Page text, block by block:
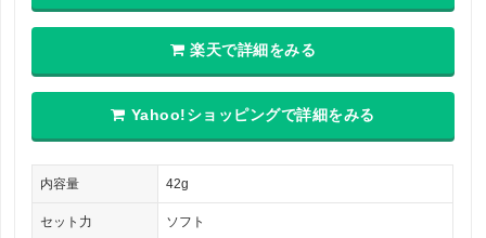
楽天で詳細をみる
Yahoo!ショッピングで詳細をみる
内容量 42g
セット力 ソフト